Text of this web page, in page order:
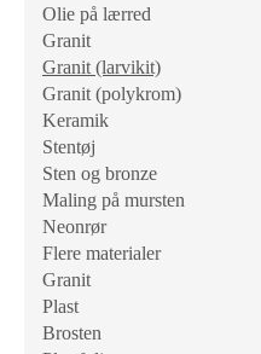
Olie på lærred
Granit
Granit (larvikit)
Granit (polykrom)
Keramik
Stentøj
Sten og bronze
Maling på mursten
Neonrør
Flere materialer
Granit
Plast
Brosten